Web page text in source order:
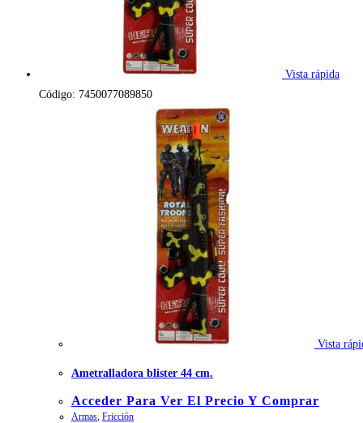
Vista rápida
Código: 7450077089850
Vista
Ametralladora blister 44 cm.
Acceder Para Ver El Precio Y Comprar
Armas, Fricción